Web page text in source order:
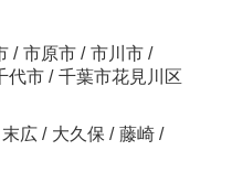
/ 市原市 / 市川市 /
代市 / 千葉市花見川区
末広 / 大久保 / 藤崎 /